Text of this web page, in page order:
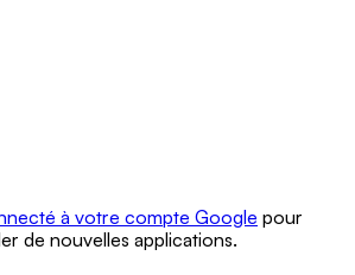
à votre compte Google pour
de nouvelles applications.